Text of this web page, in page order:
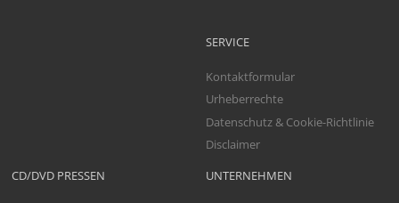
CD/DVD PRESSEN
SERVICE
Kontaktformular
Urheberrechte
Datenschutz & Cookie-Richtlinie
Disclaimer
UNTERNEHMEN